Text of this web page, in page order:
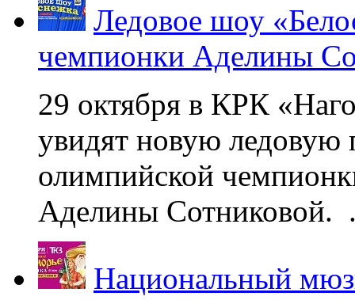
Ледовое шоу
чемпионки Аделины
29 октября в КРК
увидят новую ледовую
олимпийской
Аделины Сотниковой.
Национальный